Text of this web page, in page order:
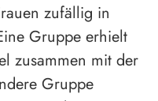
zufällig in
Gruppe erhielt
zusammen mit der
Gruppe